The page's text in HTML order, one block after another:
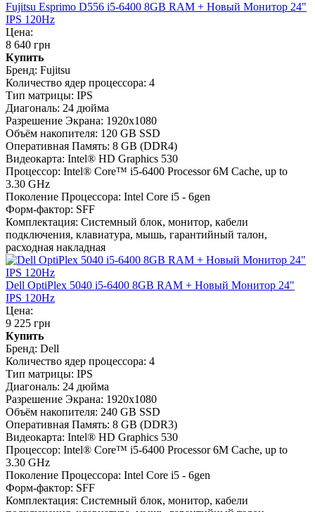
Fujitsu Esprimo D556 i5-6400 8GB RAM + Новый Монитор 24"
IPS 120Hz
Цена:
8 640 грн
Купить
Бренд: Fujitsu
Количество ядер процессора: 4
Тип матрицы: IPS
Диагональ: 24 дюйма
Разрешение Экрана: 1920x1080
Объём накопителя: 120 GB SSD
Оперативная Память: 8 GB (DDR4)
Видеокарта: Intel® HD Graphics 530
Процессор: Intel® Core™ i5-6400 Processor 6M Cache, up to
3.30 GHz
Поколение Процессора: Intel Core i5 - 6gen
Форм-фактор: SFF
Комплектация: Системный блок, монитор, кабели
подключения, клавиатура, мышь, гарантийный талон,
расходная накладная
Dell OptiPlex 5040 i5-6400 8GB RAM + Новый Монитор 24"
IPS 120Hz
Цена:
9 225 грн
Купить
Бренд: Dell
Количество ядер процессора: 4
Тип матрицы: IPS
Диагональ: 24 дюйма
Разрешение Экрана: 1920x1080
Объём накопителя: 240 GB SSD
Оперативная Память: 8 GB (DDR3)
Видеокарта: Intel® HD Graphics 530
Процессор: Intel® Core™ i5-6400 Processor 6M Cache, up to
3.30 GHz
Поколение Процессора: Intel Core i5 - 6gen
Форм-фактор: SFF
Комплектация: Системный блок, монитор, кабели